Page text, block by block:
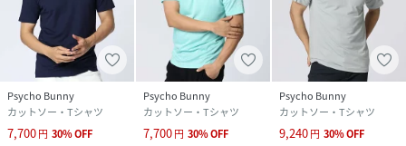
Psycho Bunny
カットソー・Tシャツ
7,700円 30%OFF
Psycho Bunny
カットソー・Tシャツ
7,700円 30%OFF
Psycho Bunny
カットソー・Tシャツ
9,240円 30%OFF